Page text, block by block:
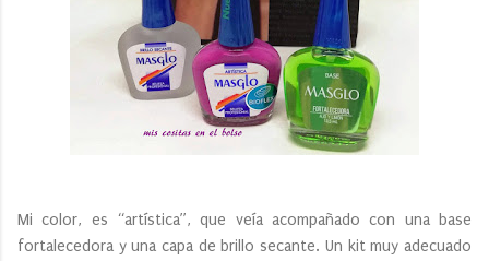
Mi color, es “artística”, que veía acompañado con una base
fortalecedora y una capa de brillo secante. Un kit muy adecuado